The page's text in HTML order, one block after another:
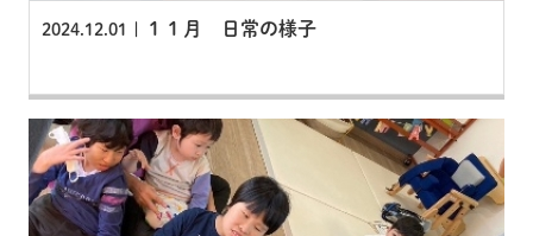
2024.12.01 | １１月 日常の様子